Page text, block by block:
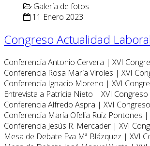
Galería de fotos
11 Enero 2023
Congreso Actualidad Laboral
Conferencia Antonio Cervera | XVI
Conferencia Rosa María Viroles | XVI
Conferencia Ignacio Moreno | XVI
Entrevista a Patricia Nieto | XVI
Conferencia Alfredo Aspra | XVI
Conferencia María Ofelia Ruiz Pontones
Conferencia Jesús R. Mercader | XVI
Mesa de Debate Eva Mª Blázquez | XVI